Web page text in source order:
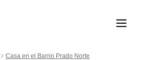
Casa en el Barrio Prado Norte